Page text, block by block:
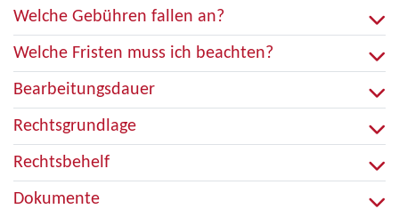
Welche Gebühren fallen an?
Welche Fristen muss ich beachten?
Bearbeitungsdauer
Rechtsgrundlage
Rechtsbehelf
Dokumente